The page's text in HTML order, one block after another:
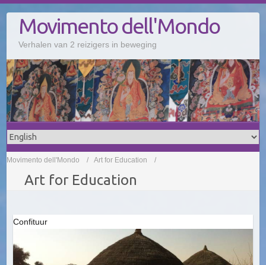
Movimento dell'Mondo
Verhalen van 2 reizigers in beweging
Movimento dell'Mondo Art for Education
Art for Education
Confituur